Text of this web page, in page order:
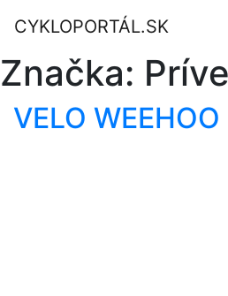
CYKLOPORTÁL.SK
Značka:
VELO WEEHOO